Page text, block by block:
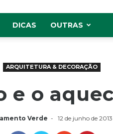
DICAS OUTRAS
ARQUITETURA & DECORAÇÃO
e o
Verde - 12 de junho de 2013